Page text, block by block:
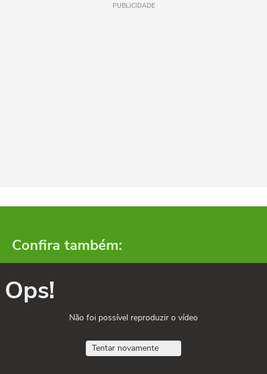
PUBLICIDADE
Confira também:
Ops!
Não foi possível reproduzir o vídeo
Tentar novamente